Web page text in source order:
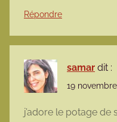
Répondre
samar dit :
19
j’adore le potage